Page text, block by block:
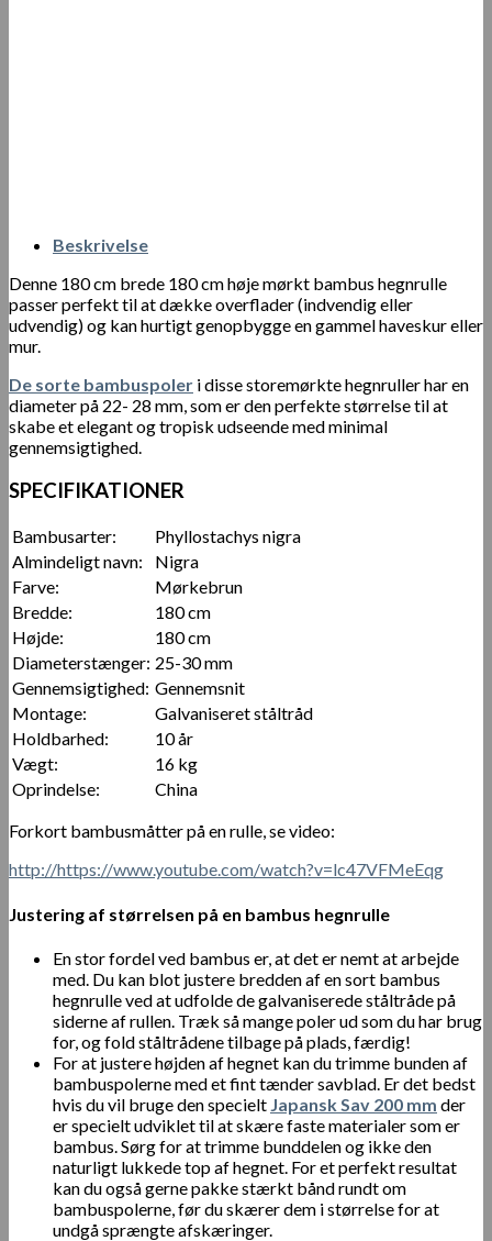
Beskrivelse
Denne 180 cm brede 180 cm høje mørkt bambus hegnrulle
passer perfekt til at dække overflader (indvendig eller
udvendig) og kan hurtigt genopbygge en gammel haveskur eller
mur.
De sorte bambuspoler i disse storemørkte hegnruller har en
diameter på 22- 28 mm, som er den perfekte størrelse til at
skabe et elegant og tropisk udseende med minimal
gennemsigtighed.
SPECIFIKATIONER
Bambusarter:
Phyllostachys nigra
Almindeligt navn:
Nigra
Farve:
Mørkebrun
Bredde:
180 cm
Højde:
180 cm
Diameterstænger: 25-30 mm
Gennemsigtighed: Gennemsnit
Montage:
Galvaniseret ståltråd
Holdbarhed:
10 år
Vægt:
16 kg
Oprindelse:
China
Forkort bambusmåtter på en rulle, se video:
http://https://www.youtube.com/watch?v=lc47VFMeEqg
Justering af størrelsen på en bambus hegnrulle
En stor fordel ved bambus er, at det er nemt at arbejde
med. Du kan blot justere bredden af en sort bambus
hegnrulle ved at udfolde de galvaniserede ståltråde på
siderne af rullen. Træk så mange poler ud som du har brug
for, og fold ståltrådene tilbage på plads, færdig!
For at justere højden af hegnet kan du trimme bunden af
bambuspolerne med et fint tænder savblad. Er det bedst
hvis du vil bruge den specielt Japansk Sav 200 mm der
er specielt udviklet til at skære faste materialer som er
bambus. Sørg for at trimme bunddelen og ikke den
naturligt lukkede top af hegnet. For et perfekt resultat
kan du også gerne pakke stærkt bånd rundt om
bambuspolerne, før du skærer dem i størrelse for at
undgå sprængte afskæringer.